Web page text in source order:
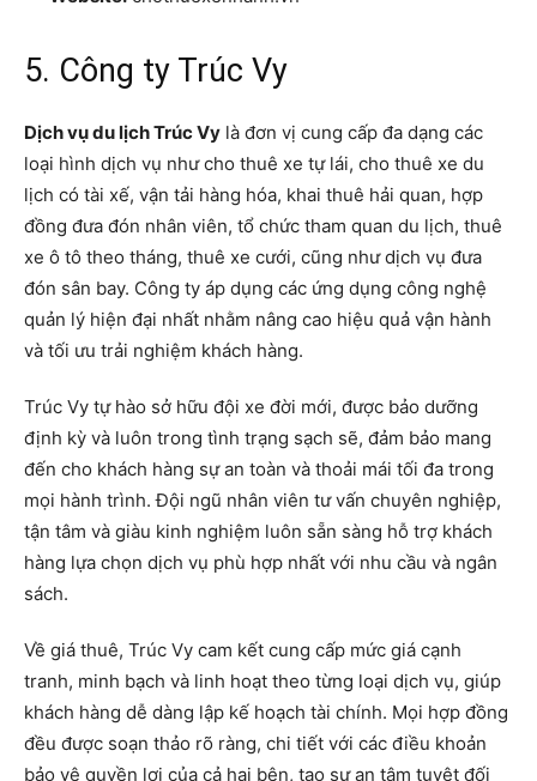
5. Công ty Trúc Vy
Dịch vụ du lịch Trúc Vy là đơn vị cung cấp đa dạng các
loại hình dịch vụ như cho thuê xe tự lái, cho thuê xe du
lịch có tài xế, vận tải hàng hóa, khai thuê hải quan, hợp
đồng đưa đón nhân viên, tổ chức tham quan du lịch, thuê
xe ô tô theo tháng, thuê xe cưới, cũng như dịch vụ đưa
đón sân bay. Công ty áp dụng các ứng dụng công nghệ
quản lý hiện đại nhất nhằm nâng cao hiệu quả vận hành
và tối ưu trải nghiệm khách hàng.
Trúc Vy tự hào sở hữu đội xe đời mới, được bảo dưỡng
định kỳ và luôn trong tình trạng sạch sẽ, đảm bảo mang
đến cho khách hàng sự an toàn và thoải mái tối đa trong
mọi hành trình. Đội ngũ nhân viên tư vấn chuyên nghiệp,
tận tâm và giàu kinh nghiệm luôn sẵn sàng hỗ trợ khách
hàng lựa chọn dịch vụ phù hợp nhất với nhu cầu và ngân
sách.
Về giá thuê, Trúc Vy cam kết cung cấp mức giá cạnh
tranh, minh bạch và linh hoạt theo từng loại dịch vụ, giúp
khách hàng dễ dàng lập kế hoạch tài chính. Mọi hợp đồng
đều được soạn thảo rõ ràng, chi tiết với các điều khoản
bảo vệ quyền lợi của cả hai bên, tạo sự an tâm tuyệt đối